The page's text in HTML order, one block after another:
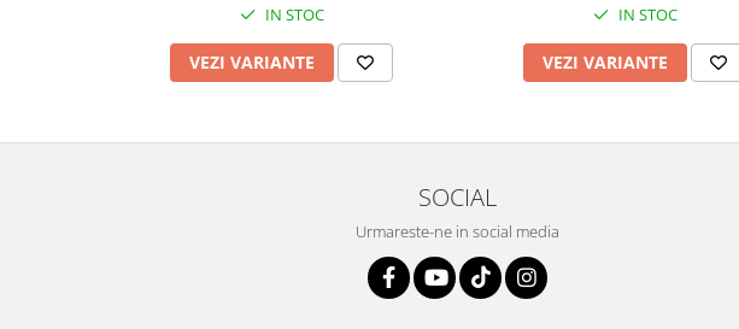
IN STOC
VEZI VARIANTE
IN STOC
VEZI VARIANTE
SOCIAL
Urmareste-ne in social media